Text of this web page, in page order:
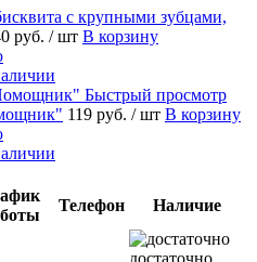
с крупными зубцами,
руб. / шт В корзину
Быстрый просмотр
119 руб. / шт В корзину
Телефон
Наличие
достаточно